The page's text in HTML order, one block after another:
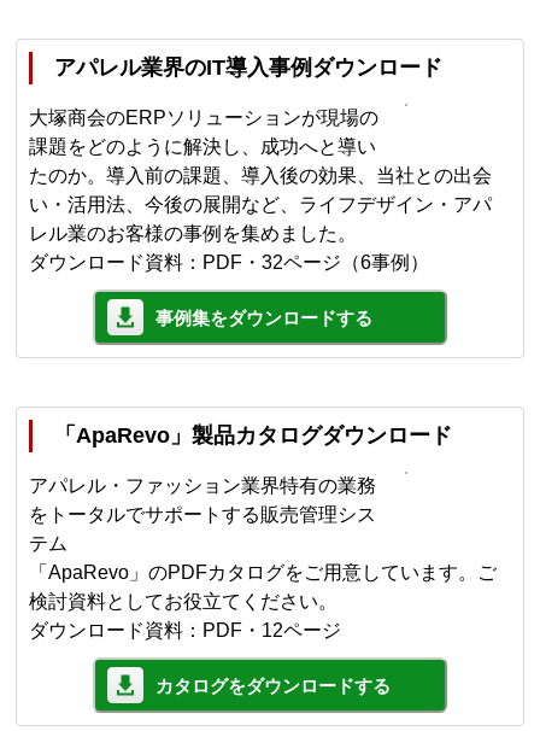
アパレル業界のIT導入事例ダウンロード
大塚商会のERPソリューションが現場の
課題をどのように解決し、成功へと導い
たのか。導入前の課題、導入後の効果、当社との出会
い・活用法、今後の展開など、ライフデザイン・アパ
レル業のお客様の事例を集めました。
ダウンロード資料：PDF・32ページ（6事例）
事例集をダウンロードする
「ApaRevo」製品カタログダウンロード
アパレル・ファッション業界特有の業務
をトータルでサポートする販売管理シス
テム
「ApaRevo」のPDFカタログをご用意しています。ご
検討資料としてお役立てください。
ダウンロード資料：PDF・12ページ
カタログをダウンロードする